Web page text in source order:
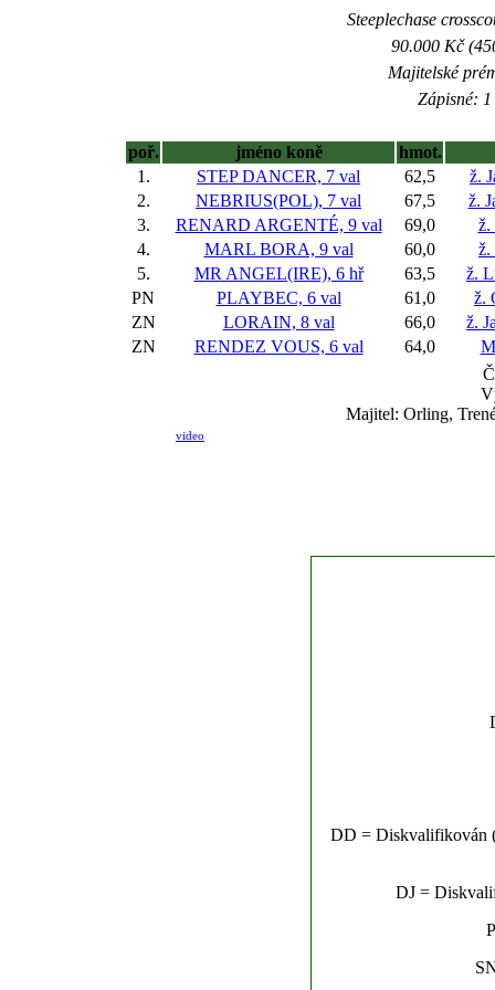
Steeplechase
90.000 Kč
Majitelské
Zápisné:
poř. jméno koně
hmot.
1.
STEP DANCER, 7 val 62,5
ž.
2.
NEBRIUS(POL), 7 val 67,5
ž.
3.
RENARD ARGENTÉ, 9 val 69,0
ž.
4.
MARL BORA, 9 val 60,0
ž.
5.
MR ANGEL(IRE), 6 hř 63,5
ž.
PN
PLAYBEC, 6 val 61,0
ž.
ZN
LORAIN, 8 val 66,0
ž.
ZN
RENDEZ VOUS, 6 val 64,0
Majitel: Orling,
video
DD = Diskvalifikován
DJ =